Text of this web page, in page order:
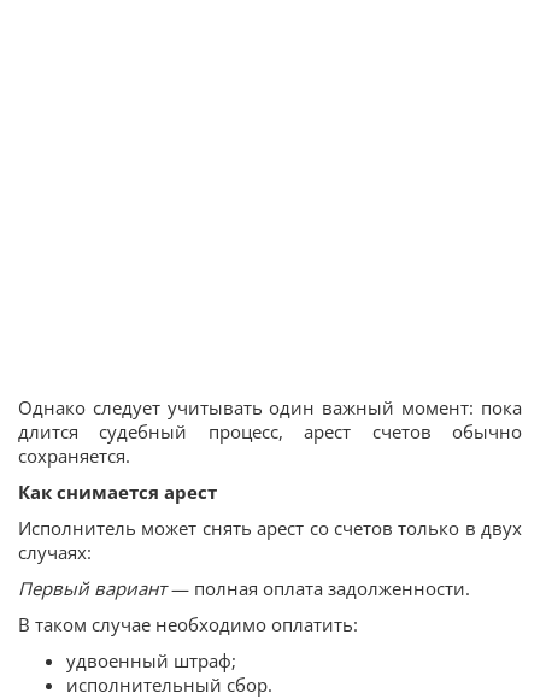
Однако следует учитывать один важный момент: пока
длится судебный процесс, арест счетов обычно
сохраняется.
Как снимается арест
Исполнитель может снять арест со счетов только в двух
случаях:
Первый вариант— полная оплата задолженности.
В таком случае необходимо оплатить:
удвоенный штраф;
исполнительный сбор.